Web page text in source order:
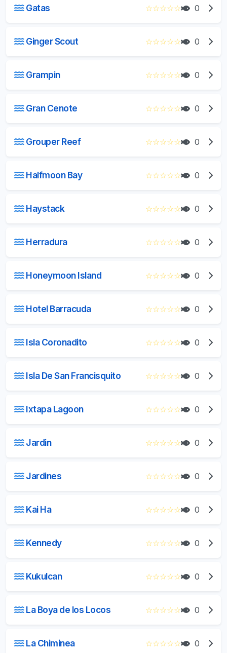
Gatas ☆☆☆☆☆ 0
Ginger Scout ☆☆☆☆☆ 0
Grampin ☆☆☆☆☆ 0
Gran Cenote ☆☆☆☆☆ 0
Grouper Reef ☆☆☆☆☆ 0
Halfmoon Bay ☆☆☆☆☆ 0
Haystack ☆☆☆☆☆ 0
Herradura ☆☆☆☆☆ 0
Honeymoon Island ☆☆☆☆☆ 0
Hotel Barracuda ☆☆☆☆☆ 0
Isla Coronadito ☆☆☆☆☆ 0
Isla De San Francisquito ☆☆☆☆☆ 0
Ixtapa Lagoon ☆☆☆☆☆ 0
Jardin ☆☆☆☆☆ 0
Jardines ☆☆☆☆☆ 0
Kai Ha ☆☆☆☆☆ 0
Kennedy ☆☆☆☆☆ 0
Kukulcan ☆☆☆☆☆ 0
La Boya de los Locos ☆☆☆☆☆ 0
La Chiminea ☆☆☆☆☆ 0